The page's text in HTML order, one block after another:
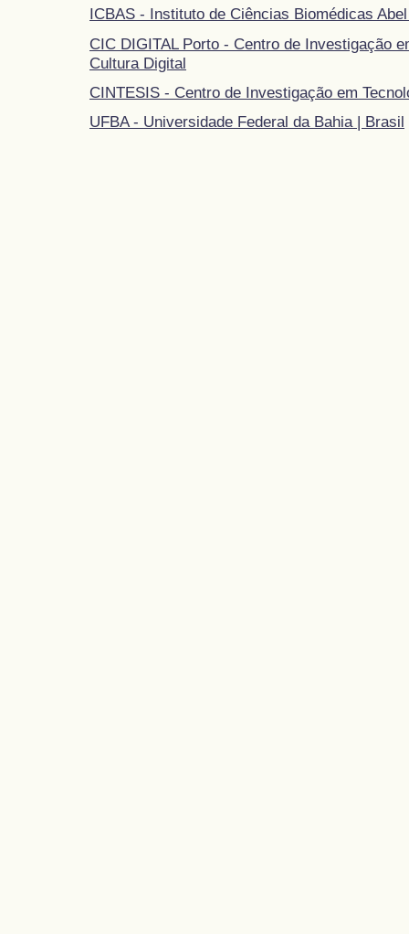
ICBAS - Instituto de Ciências Biomédicas
CIC DIGITAL Porto - Centro de Investigação
Cultura Digital
CINTESIS - Centro de Investigação em
UFBA - Universidade Federal da Bahia | Brasil